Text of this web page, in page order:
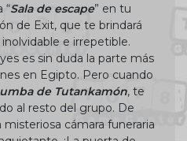
“Sala de escape” en tu
de Exit, que te brindará
e irrepetible.
es sin duda la parte más
en Egipto. Pero cuando
de Tutankamón, te
al resto del grupo. De
cámara funeraria